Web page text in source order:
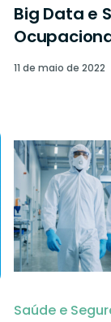
Big Data e
11 de maio de 2022
Saúde e